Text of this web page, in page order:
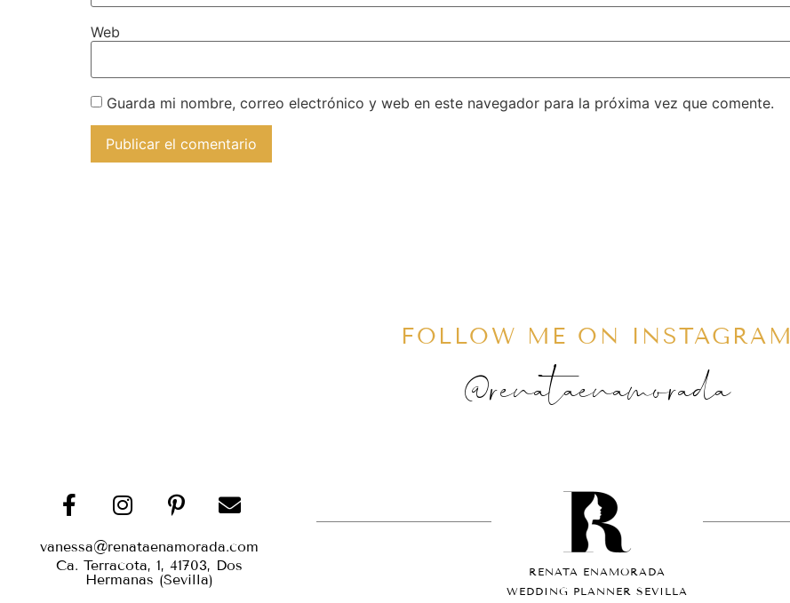
Web
Guarda mi nombre, correo electrónico y web en este navegador para la próxima vez que comente.
FOLLOW ME ON INSTAGRAM
@renataenamorada
vanessa@renataenamorada.com
Ca. Terracota, 1, 41703, Dos
Hermanas (Sevilla)
RENATA ENAMORADA
WEDDING PLANNER SEVILLA